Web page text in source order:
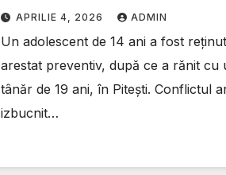
mall/Adolescent arestat
APRILIE 4, 2026 ADMIN
Un adolescent de 14 ani a fost
arestat preventiv, după ce a rănit cu
tânăr de 19 ani, în Pitești. Conflictul
izbucnit…